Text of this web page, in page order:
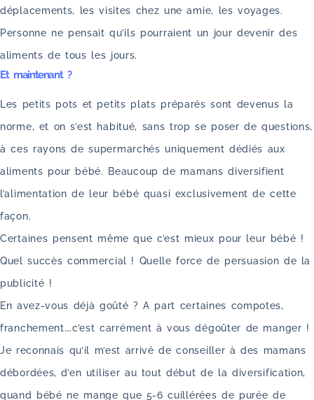
déplacements, les visites chez une amie, les voyages.
Personne ne pensait qu’ils pourraient un jour devenir des
aliments de tous les jours.
Et maintenant ?
Les petits pots et petits plats préparés sont devenus la
norme, et on s’est habitué, sans trop se poser de questions,
à ces rayons de supermarchés uniquement dédiés aux
aliments pour bébé. Beaucoup de mamans diversifient
l’alimentation de leur bébé quasi exclusivement de cette
façon.
Certaines pensent même que c’est mieux pour leur bébé !
Quel succès commercial ! Quelle force de persuasion de la
publicité !
En avez-vous déjà goûté ? A part certaines compotes,
franchement….c’est carrément à vous dégoûter de manger !
Je reconnais qu’il m’est arrivé de conseiller à des mamans
débordées, d’en utiliser au tout début de la diversification,
quand bébé ne mange que 5-6 cuillérées de purée de